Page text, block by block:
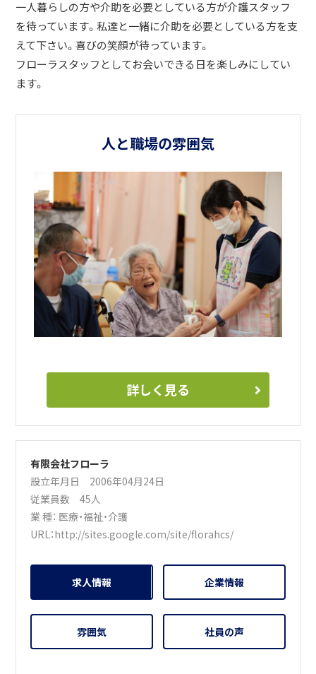
一人暮らしの方や介助を必要としている方が介護スタッフ
を待っています。私達と一緒に介助を必要としている方を支
えて下さい。喜びの笑顔が待っています。
フローラスタッフとしてお会いできる日を楽しみにしてい
ます。
人と職場の雰囲気
詳しく見る
有限会社フローラ
設立年月日 2006年04月24日
従業員数 45人
業 種： 医療・福祉・介護
URL：http://sites.google.com/site/florahcs/
求人情報 企業情報
雰囲気 社員の声